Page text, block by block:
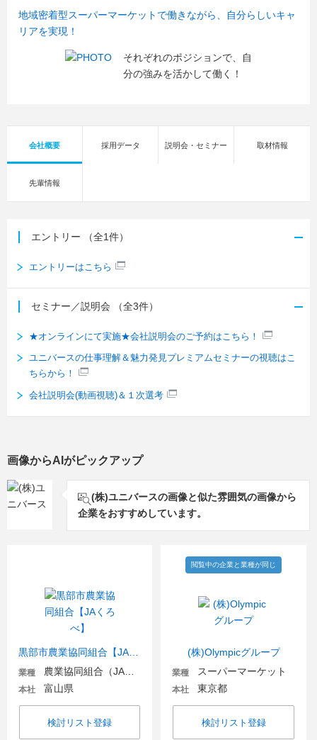
地域密着型スーパーマーケットで働きながら、自分らしいキャ
リアを実現！
それぞれのポジションで、自
分の強みを活かして働く！
会社概要 採用データ 説明会・セミナー 取材情報
先輩情報
エントリー （全1件）
エントリーはこちら
セミナー／説明会 （全3件）
★オンラインにて実施★会社説明会のご予約はこちら！
ユニバースの仕事理解＆魅力発見プレミアムセミナーの視聴はこ
ちらから！
会社説明会(動画視聴)＆１次選考
画像からAIがピックアップ
(株)ユニバースの画像と似た雰囲気の画像から
企業をおすすめしています。
業種
本社 富山県
検討リスト登録
(株)Olympicグループ
閲覧中の企業と業種が同じ
業種 スーパーマーケット
本社 東京都
検討リスト登録